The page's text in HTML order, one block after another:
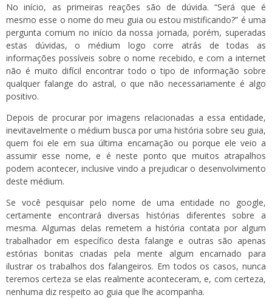
No início, as primeiras reações são de dúvida. “Será que é
mesmo esse o nome do meu guia ou estou mistificando?” é uma
pergunta comum no início da nossa jornada, porém, superadas
estas dúvidas, o médium logo corre atrás de todas as
informações possíveis sobre o nome recebido, e com a internet
não é muito difícil encontrar todo o tipo de informação sobre
qualquer falange do astral, o que não necessariamente é algo
positivo.
Depois de procurar por imagens relacionadas a essa entidade,
inevitavelmente o médium busca por uma história sobre seu guia,
quem foi ele em sua última encarnação ou porque ele veio a
assumir esse nome, e é neste ponto que muitos atrapalhos
podem acontecer, inclusive vindo a prejudicar o desenvolvimento
deste médium.
Se você pesquisar pelo nome de uma entidade no google,
certamente encontrará diversas histórias diferentes sobre a
mesma. Algumas delas remetem a história contata por algum
trabalhador em específico desta falange e outras são apenas
estórias bonitas criadas pela mente algum encarnado para
ilustrar os trabalhos dos falangeiros. Em todos os casos, nunca
teremos certeza se elas realmente aconteceram, e, com certeza,
nenhuma diz respeito ao guia que lhe acompanha.